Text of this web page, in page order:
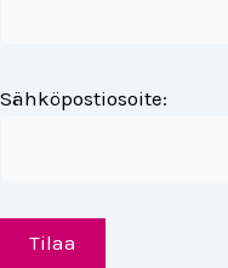
Sähköpostiosoite: